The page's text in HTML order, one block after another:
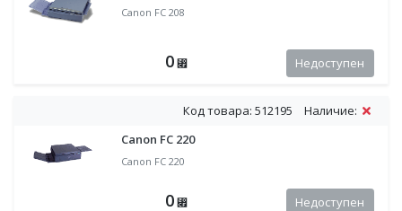
Canon FC 208
0 ⃏ Недоступен
Код товара: 512195
Наличие:
Canon FC 220
Canon FC 220
0 ⃏ Недоступен